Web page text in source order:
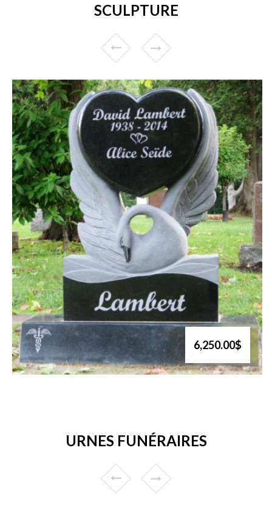
SCULPTURE
6,250.00$
URNES FUNÉRAIRES